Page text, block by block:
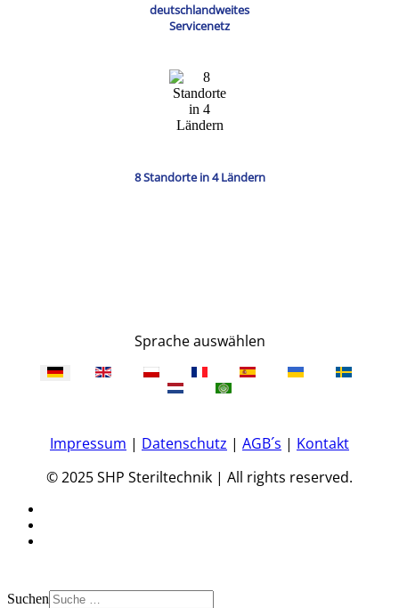
deutschlandweites
Servicenetz
8 Standorte in 4 Ländern
Sprache auswählen
Impressum | Datenschutz | AGB´s | Kontakt
© 2025 SHP Steriltechnik | All rights reserved.
Suchen